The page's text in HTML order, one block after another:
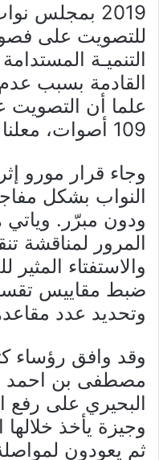
2019
للتصويت على
التنميـة
القادمة بسبب
علما أن
109 أصوات، معلنا عن استئنافها بعد ساعة.
وجاء قرار مورو
النواب بشكل
ودون مبرّر.
المرور لمناقشة
والاستفتاء
ضبط مقاييس تقسيم
وتحديد عدد
وقد وافق رؤساء
مصطفى بن احمد
البحيري على رفع
وجيزة يأخذ
ثم يعودون